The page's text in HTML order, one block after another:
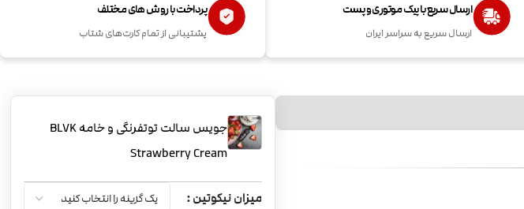
ارسال سریع با پیک موتوری و پست
ارسال سریع به سراسر ایران
پرداخت با روش های مختلف
پشتیبانی از تمام کارت‌های شتاب
جویس سالت توتفرنگی و خامه BLVK
Strawberry Cream
میزان نیکوتین